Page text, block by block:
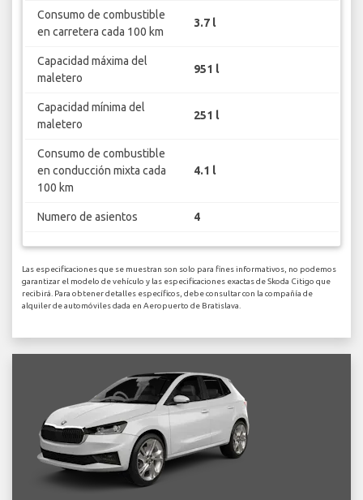
Consumo de combustible
en carretera cada 100 km
3.7 l
Capacidad máxima del
maletero
951 l
Capacidad mínima del
maletero
251 l
Consumo de combustible
en conducción mixta cada
100 km
4.1 l
Numero de asientos 4
Las especificaciones que se muestran son solo para fines informativos, no podemos
garantizar el modelo de vehículo y las especificaciones exactas de Skoda Citigo que
recibirá. Para obtener detalles específicos, debe consultar con la compañía de
alquiler de automóviles dada en Aeropuerto de Bratislava.